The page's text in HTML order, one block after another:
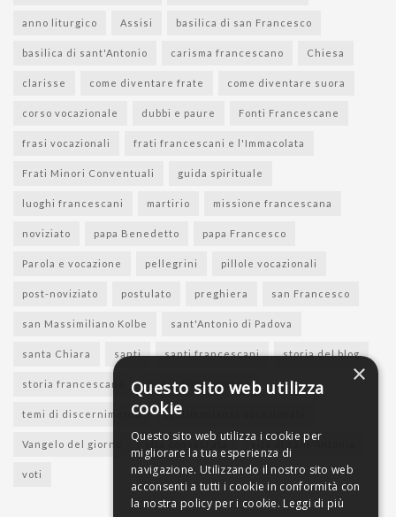
anno liturgico Assisi basilica di san Francesco
basilica di sant'Antonio carisma francescano Chiesa
clarisse come diventare frate come diventare suora
corso vocazionale dubbi e paure Fonti Francescane
frasi vocazionali frati francescani e l'Immacolata
Frati Minori Conventuali guida spirituale
luoghi francescani martirio missione francescana
noviziato papa Benedetto papa Francesco
Parola e vocazione pellegrini pillole vocazionali
post-noviziato postulato preghiera san Francesco
san Massimiliano Kolbe sant'Antonio di Padova
santa Chiara santi santi francescani storia del blog
storia francescana suore francescane
temi di discernimento testimonianza vocazionale
Vangelo del giorno vita di sant'Antonio
voti
×
Questo sito web utilizza
cookie
Questo sito web utilizza i cookie per
migliorare la tua esperienza di
navigazione. Utilizzando il nostro sito web
acconsenti a tutti i cookie in conformità con
la nostra policy per i cookie. Leggi di più